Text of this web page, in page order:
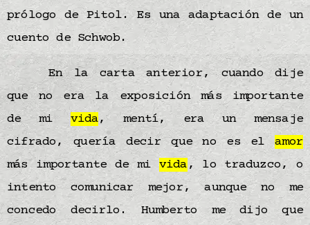
prólogo de Pitol. Es una adaptación de un
cuento de Schwob.
En la carta anterior, cuando dije
que no era la exposición más importante
de mivida, mentí, era un mensaje
cifrado, quería decir que no es elamor
más importante de mi vida , lo traduzco, o
intento comunicar mejor, aunque no me
concedo decirlo. Humberto me dijo que